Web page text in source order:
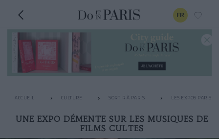
FR
ACCUEIL CULTURE SORTIR À PARIS LES EXPOS
UNE EXPO DÉMENTE SUR LES MUSIQUES DE
FILMS CULTES